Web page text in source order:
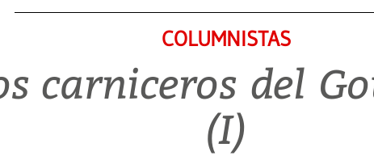
COLUMNISTAS
carniceros del
(I)